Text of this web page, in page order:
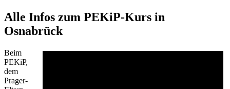
Alle Infos zum PEKiP-Kurs in
Osnabrück
Beim
PEKiP,
dem
Prager-